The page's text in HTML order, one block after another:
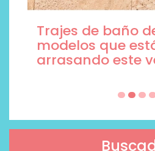
Trajes de baño
modelos que
arrasando este